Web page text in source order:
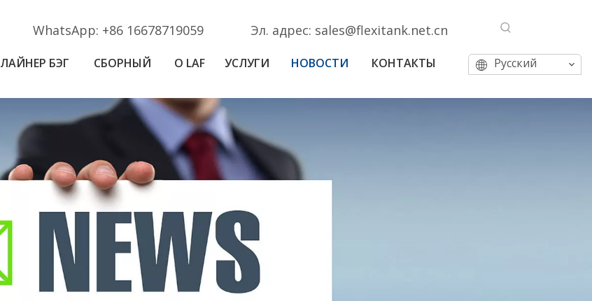
WhatsApp: +86 16678719059 Эл. адрес: sales@flexitank.net.cn
ЛАЙНЕР БЭГ СБОРНЫЙ О LAF УСЛУГИ НОВОСТИ КОНТАКТЫ Pусский